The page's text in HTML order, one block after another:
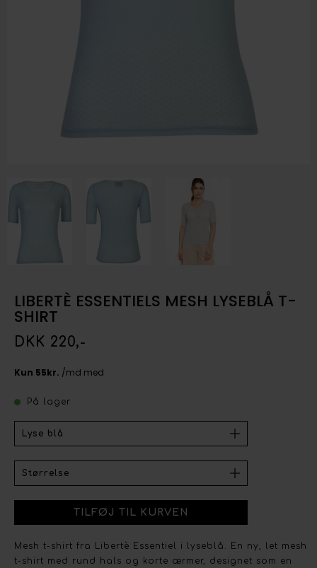
LIBERTÈ ESSENTIELS MESH LYSEBLÅ T-
SHIRT
DKK 220,-
På lager
Mesh t-shirt fra Libertè Essentiel i lyseblå. En ny, let mesh
t-shirt med rund hals og korte ærmer, designet som en